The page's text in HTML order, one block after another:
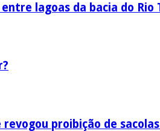
lagoas da bacia do Rio
proibição de